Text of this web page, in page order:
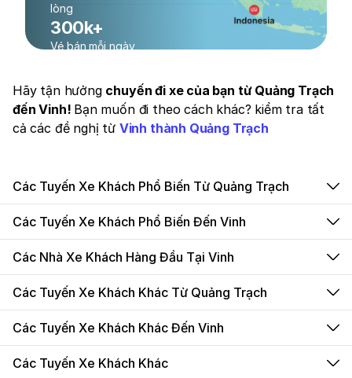
lòng
300k+
Vé bán mỗi ngày
Hãy tận hưởng chuyến đi xe của bạn từ Quảng Trạch
đến Vinh! Bạn muốn đi theo cách khác? kiểm tra tất
cả các đề nghị từ Vinh thành Quảng Trạch
Các Tuyến Xe Khách Phổ Biến Từ Quảng Trạch
Các Tuyến Xe Khách Phổ Biến Đến Vinh
Các Nhà Xe Khách Hàng Đầu Tại Vinh
Các Tuyến Xe Khách Khác Từ Quảng Trạch
Các Tuyến Xe Khách Khác Đến Vinh
Các Tuyến Xe Khách Khác